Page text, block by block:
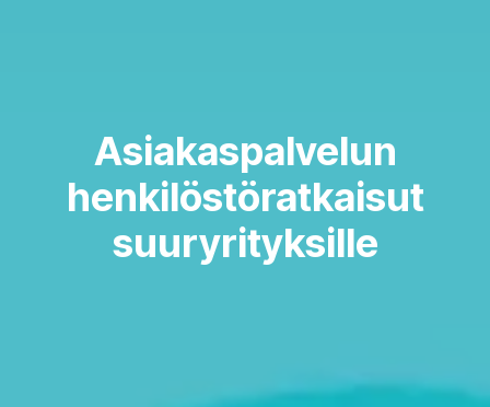
Asiakaspalvelun
henkilöstöratkaisut
suuryrityksille